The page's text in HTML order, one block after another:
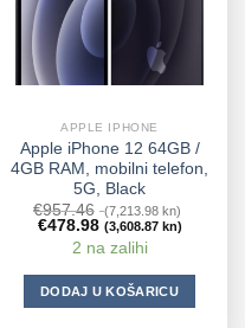
APPLE IPHONE
Apple iPhone 12 64GB /
4GB RAM, mobilni telefon,
5G, Black
€957.46 (7,213.98 kn)
€478.98 (3,608.87 kn)
2 na zalihi
DODAJ U KOŠARICU